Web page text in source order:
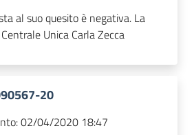
al suo quesito è negativa. La
Unica Carla Zecca
20
02/04/2020 18:47